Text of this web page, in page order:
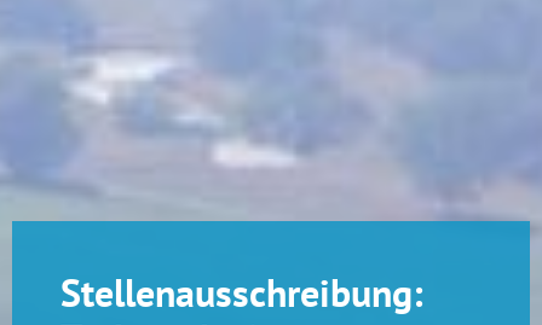
Stellenausschreibung: